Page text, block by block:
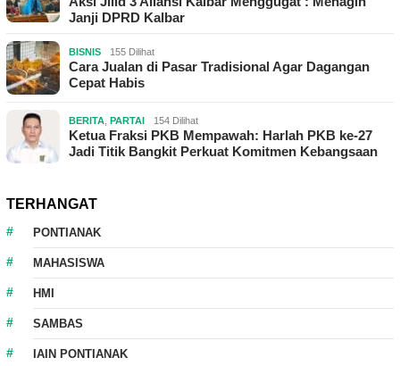
Janji DPRD Kalbar
BISNIS 155 Dilihat
Cara Jualan di Pasar Tradisional Agar Dagangan
Cepat Habis
BERITA, PARTAI 154 Dilihat
Ketua Fraksi PKB Mempawah: Harlah PKB ke-27
Jadi Titik Bangkit Perkuat Komitmen Kebangsaan
TERHANGAT
PONTIANAK
MAHASISWA
HMI
SAMBAS
IAIN PONTIANAK